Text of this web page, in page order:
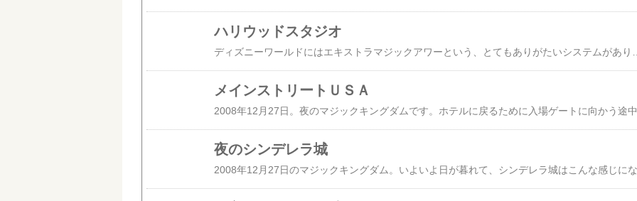
ハリウッドスタジオ
メインストリートＵＳＡ
夜のシンデレラ城